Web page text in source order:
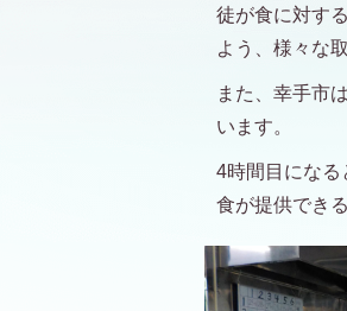
徒が食に対す
よう、様々な
また、幸手市
います。
4時間目になる
食が提供でき